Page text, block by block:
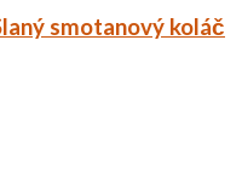
smotanový koláč